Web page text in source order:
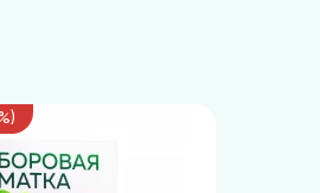
radicalilor
său poate avea un